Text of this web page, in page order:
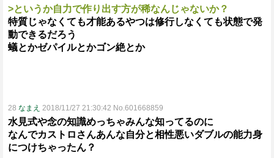
>というか自力で作り出す方が稀なんじゃないか？
特質じゃなくても才能あるやつは修行しなくても状態で発
動できるだろう
蟻とかゼパイルとかゴン絶とか
28 なまえ 2018/11/27 21:30:42 No.601668859
水見式や念の知識めっちゃみんな知ってるのに
なんでカストロさんあんな自分と相性悪いダブルの能力身
につけちゃったん？